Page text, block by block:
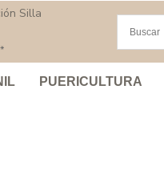
Silla
PUERICULTURA